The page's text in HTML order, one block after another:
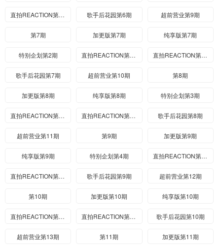
直拍REACTION第12期 歌手后花园第6期 超前营业第9期
第7期 加更版第7期 纯享版第7期
特别企划第2期 直拍REACTION第13期 直拍REACTION第14期
歌手后花园第7期 超前营业第10期 第8期
加更版第8期 纯享版第8期 特别企划第3期
直拍REACTION第15期 直拍REACTION第16期 歌手后花园第8期
超前营业第11期 第9期 加更版第9期
纯享版第9期 特别企划第4期 直拍REACTION第17期
直拍REACTION第18期 歌手后花园第9期 超前营业第12期
第10期 加更版第10期 纯享版第10期
直拍REACTION第19期 直拍REACTION第20期 歌手后花园第10期
超前营业第13期 第11期 加更版第11期